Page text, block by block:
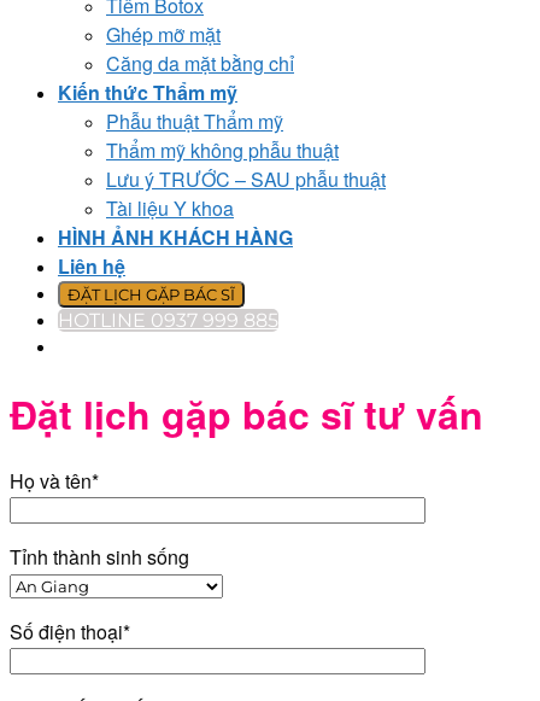
Ghép mỡ mặt
Căng da mặt bằng chỉ
Kiến thức Thẩm mỹ
Phẫu thuật Thẩm mỹ
Thẩm mỹ không phẫu thuật
Lưu ý TRƯỚC – SAU phẫu thuật
Tài liệu Y khoa
HÌNH ẢNH KHÁCH HÀNG
Liên hệ
ĐẶT LỊCH GẶP BÁC SĨ
HOTLINE 0937 999 885
Đặt lịch gặp bác sĩ tư vấn
Họ và tên*
Tỉnh thành sinh sống
Số điện thoại*